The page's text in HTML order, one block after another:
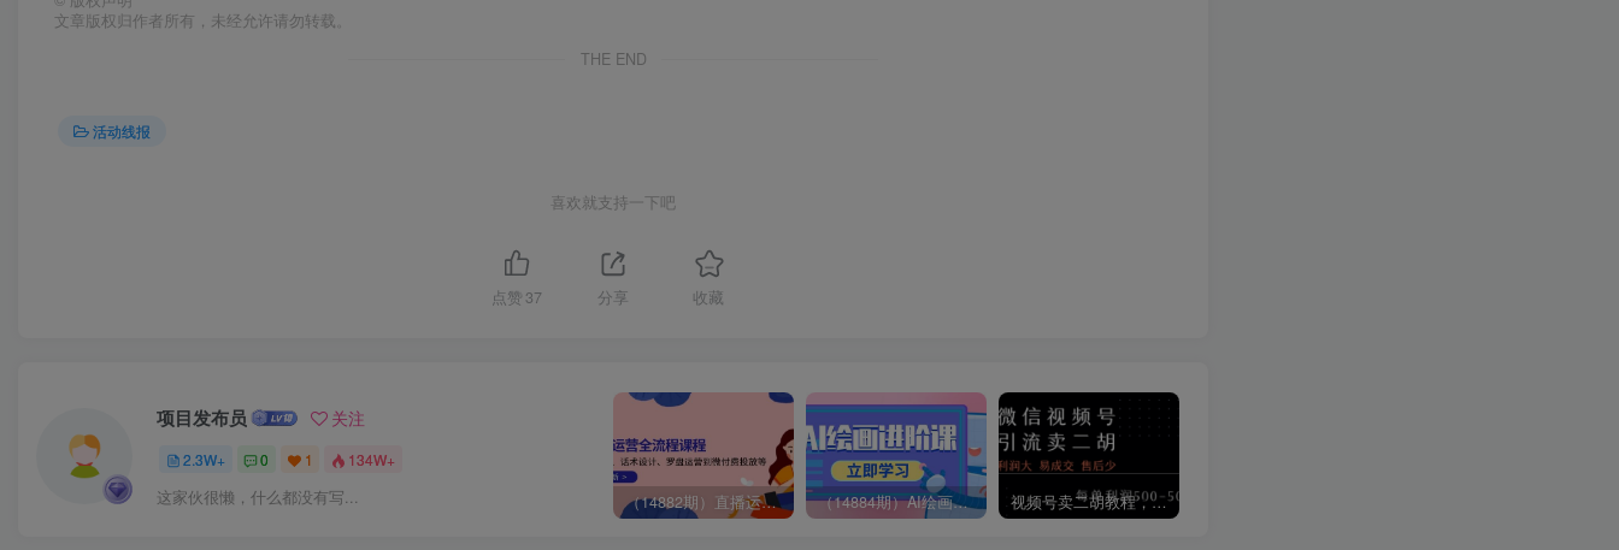
文章版权归作者所有，未经允许请勿转载。
THE END
活动线报
喜欢就支持一下吧
点赞 37 分享 收藏
项目发布员 关注
2.3W+ 0 1 134W+
这家伙很懒，什么都没有写... （14882期）直播运营全流程课程-5月更新：从起号、话术设计、罗盘运营到微付费投放等 （14884期）AI绘画进阶课，涵盖电商摄影等多领域，PS操作与AI工具使用全面教学 视频号卖二胡教程，利润大 易成交 售后少，一单利润5张+